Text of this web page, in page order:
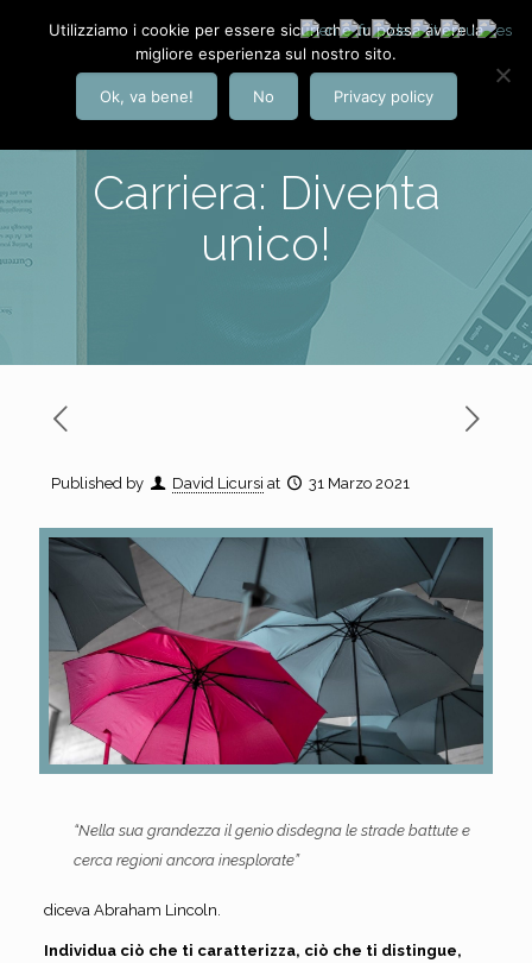
Carriera: Diventa
unico!
Published by David Licursi at 31 Marzo 2021
“Nella sua grandezza il genio disdegna le strade battute e
cerca regioni ancora inesplorate”
diceva Abraham Lincoln.
Individua ciò che ti caratterizza, ciò che ti distingue,
Utilizziamo i cookie per essere sicuri che tu possa avere la
migliore esperienza sul nostro sito.
Ok, va bene! No Privacy policy